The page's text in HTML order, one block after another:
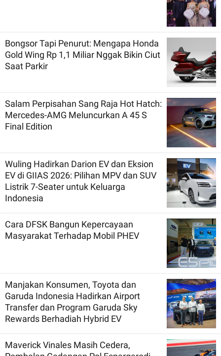
Bongsor Tapi Penurut: Mengapa Honda
Gold Wing Rp 1,1 Miliar Nggak Bikin Ciut
Saat Parkir
Salam Perpisahan Sang Raja Hot Hatch:
Mercedes-AMG Meluncurkan A 45 S
Final Edition
Wuling Hadirkan Darion EV dan Eksion
EV di GIIAS 2026: Pilihan MPV dan SUV
Listrik 7-Seater untuk Keluarga
Indonesia
Cara DFSK Bangun Kepercayaan
Masyarakat Terhadap Mobil PHEV
Manjakan Konsumen, Toyota dan
Garuda Indonesia Hadirkan Airport
Transfer dan Program Garuda Sky
Rewards Berhadiah Hybrid EV
Maverick Vinales Masih Cedera,